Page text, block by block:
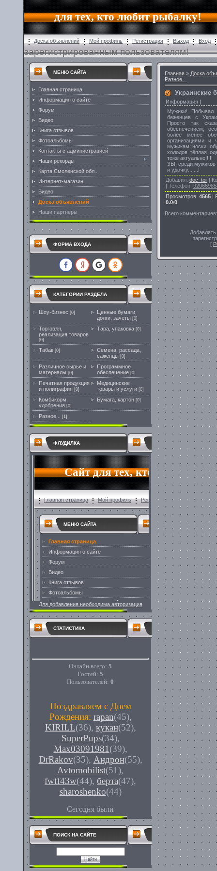
для тех, кто любит рыбалку!
Доска объявлений Мой профиль Регистрация Выход Вход
зарегистрированным пользователям!
МЕНЮ САЙТА
Главная страница
Информация о сайте
Форум
Видео
Книга отзывов
Фотоальбомы
Контакты с администрацией
Наши рекорды
Карта Смоленской обл...
Интернет-магазин
Видео
Доска объявлений
Наши партнеры
ФОРМА ВХОДА
КАТЕГОРИИ РАЗДЕЛА
Шоу-бизнес [0]
Ценные бумаги,
долги, зачеты [0]
Торговля,
реализация товаров
[0]
Тара, упаковка [0]
Табак [0]
Семена, рассада,
саженцы [0]
Различное сырье и
материалы [0]
Программное
обеспечение [0]
Печатная продукция
и полиграфия [0]
Медицинские
товары и услуги [0]
Комбикорм,
удобрения [0]
Бумага, картон [0]
Разное... [1]
ФЛУДИЛКА
Для добавления необходима авторизация
СТАТИСТИКА
Онлайн всего: 5
Гостей: 5
Пользователей: 0
Поздравляем с Днем
Рождения: rapan(45),
KIRILL(36), кукан(52),
SuperPups(34),
Max03091981 (39),
DrRakov(35), Андрон(55),
Avtomobilist(51),
fwff43w(44), берта(47),
sharoshenko(44)
Сегодня были
ПОИСК НА САЙТЕ
Главная » Доска
Разное...
Украинские
Информация |
Мужики! Побывал
беженцев с
Просто так
обеспечением,
более менее
организациями
мужикам: носки,
холодов тёплая
тоже актуально!!!!!
ЗЫ: среди мужиков
и удочку.......!
Добавил: doc_tor |
| Телефон:
Просмотров: 4565 |
0.0/0
Всего комментариев
[